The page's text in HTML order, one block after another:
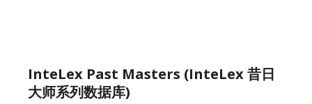
InteLex Past Masters (InteLex 昔日
大师系列数据库)